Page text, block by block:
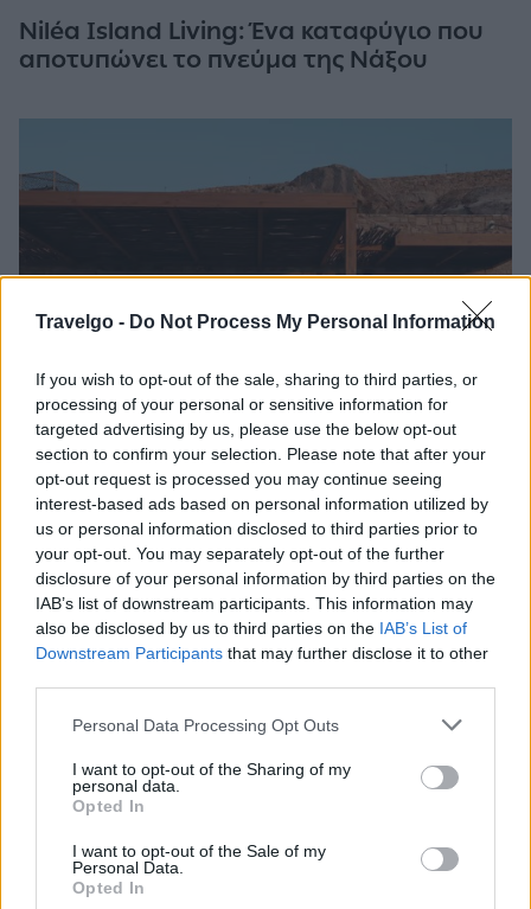
Travelgo - Do Not Process My Personal Information
If you wish to opt-out of the sale, sharing to third parties, or
processing of your personal or sensitive information for
targeted advertising by us, please use the below opt-out
section to confirm your selection. Please note that after your
opt-out request is processed you may continue seeing
interest-based ads based on personal information utilized by
us or personal information disclosed to third parties prior to
your opt-out. You may separately opt-out of the further
disclosure of your personal information by third parties on the
IAB’s list of downstream participants. This information may
also be disclosed by us to third parties on the IAB’s List of
Downstream Participants that may further disclose it to other
Please note that this website/app uses one or more Google
not limited to your visit or usage behaviour. You may click to
grant or deny consent to Google and its third-party tags to
use your data for below specified purposes in below Google
consent section.
Personal Data Processing Opt Outs
I want to opt-out of the Sharing of my
personal data.
Opted In
I want to opt-out of the Sale of my
Personal Data.
Opted In
Niléa Island Living: Ένα καταφύγιο που
αποτυπώνει το πνεύμα της Νάξου
GkF Luxury Villas: Μια εμπειρία απόλυτης
χαλάρωσης στη Νάξο